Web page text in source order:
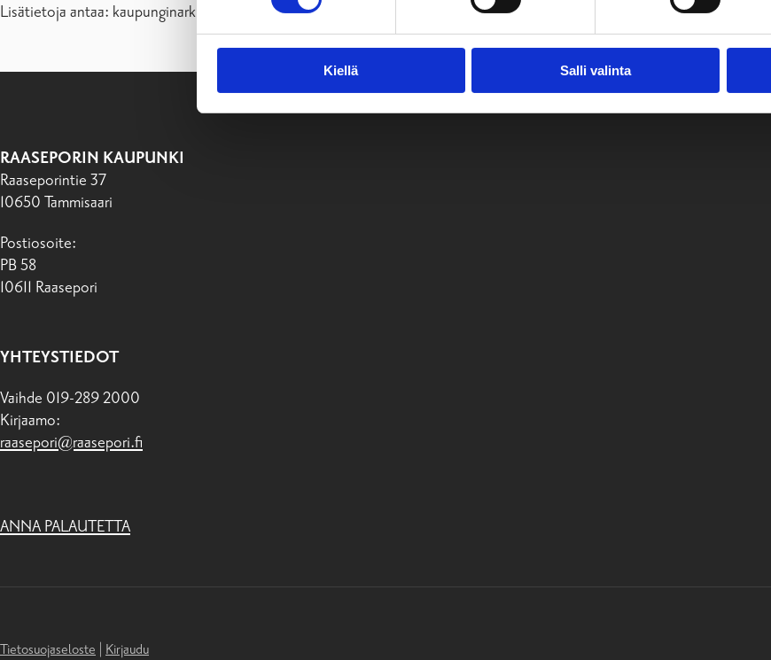
Kiellä Salli valinta
Lisätietoja antaa: kaupunginarkkitehti Johanna Backas; 019 289 3843.
RAASEPORIN KAUPUNKI
Raaseporintie 37
10650 Tammisaari
Postiosoite:
PB 58
10611 Raasepori
YHTEYSTIEDOT
Vaihde 019-289 2000
Kirjaamo:
raasepori@raasepori.fi
ANNA PALAUTETTA
Tietosuojaseloste Kirjaudu